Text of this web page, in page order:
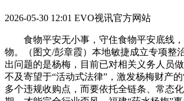
2026-05-30 12:01 EVO视讯官方网站
食物平安无小事，守住食物平安底线，
物。（图文/彭章霞）本地敏捷成立专项整
出问题的是杨梅，目前已对相关义务人员
不及寄望于“活动式法律”，激发杨梅财产
多个违规收购点，而要依托全链条、常态